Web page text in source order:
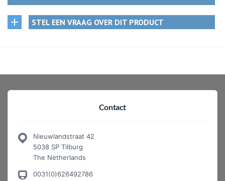
STEL EEN VRAAG OVER DIT PRODUCT
Contact
Nieuwlandstraat 42
5038 SP Tilburg
The Netherlands
0031(0)626492786